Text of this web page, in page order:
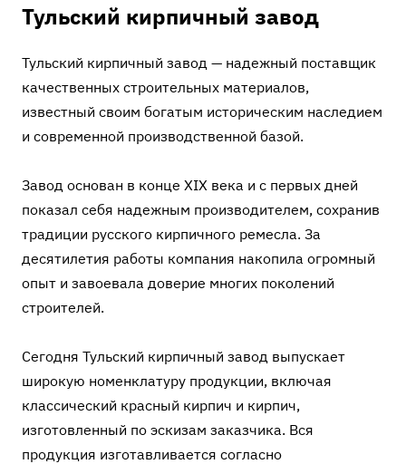
Тульский кирпичный завод
Тульский кирпичный завод — надежный поставщик
качественных строительных материалов,
известный своим богатым историческим наследием
и современной производственной базой.
Завод основан в конце XIX века и с первых дней
показал себя надежным производителем, сохранив
традиции русского кирпичного ремесла. За
десятилетия работы компания накопила огромный
опыт и завоевала доверие многих поколений
строителей.
Сегодня Тульский кирпичный завод выпускает
широкую номенклатуру продукции, включая
классический красный кирпич и кирпич,
изготовленный по эскизам заказчика. Вся
продукция изготавливается согласно